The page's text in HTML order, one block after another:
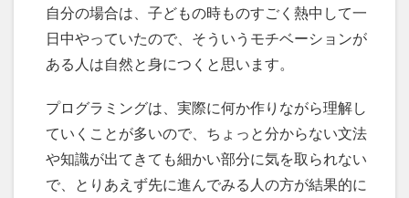
自分の場合は、子どもの時ものすごく熱中して一
日中やっていたので、そういうモチベーションが
ある人は自然と身につくと思います。
プログラミングは、実際に何か作りながら理解し
ていくことが多いので、ちょっと分からない文法
や知識が出てきても細かい部分に気を取られない
で、とりあえず先に進んでみる人の方が結果的に